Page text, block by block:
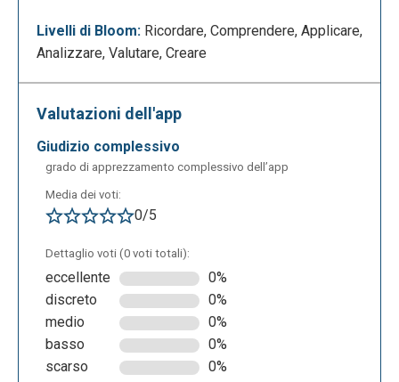
Questa applicazione è versatile per via delle sue
numerosissime personalizzazioni e può risultare
utile soprattutto in ambito scolastico per creare
su mappe geografiche, utili nello studio della storia,
della geografia, ...
Livelli di Bloom: Ricordare, Comprendere, Applicare,
Analizzare, Valutare, Creare
Valutazioni dell'app
giudizio complessivo
grado di apprezzamento complessivo dell’app
Media dei voti:
0/5
Dettaglio voti (0 voti totali):
eccellente
0%
discreto
0%
medio
0%
basso
0%
scarso
0%